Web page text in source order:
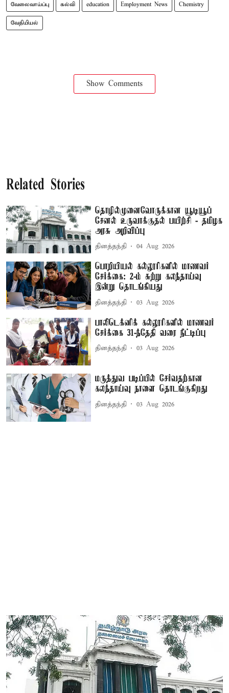
வேலைவாய்ப்பு கல்வி education Employment News Chemistry
வேதியியல்
Show Comments
Related Stories
தொழில்முனைவோருக்கான யூடியூப்
சேனல் உருவாக்குதல் பயிற்சி - தமிழக
அரசு அறிவிப்பு
தினத்தந்தி 04 Aug 2026
பொறியியல் கல்லூரிகளில் மாணவர்
சேர்க்கை: 2-ம் சுற்று கலந்தாய்வு
இன்று தொடங்கியது
தினத்தந்தி 03 Aug 2026
பாலிடெக்னிக் கல்லூரிகளில் மாணவர்
சேர்க்கை 31-ந்தேதி வரை நீட்டிப்பு
தினத்தந்தி 03 Aug 2026
மருத்துவ படிப்பில் சேர்வதற்கான
கலந்தாய்வு நாளை தொடங்குகிறது
தினத்தந்தி 03 Aug 2026